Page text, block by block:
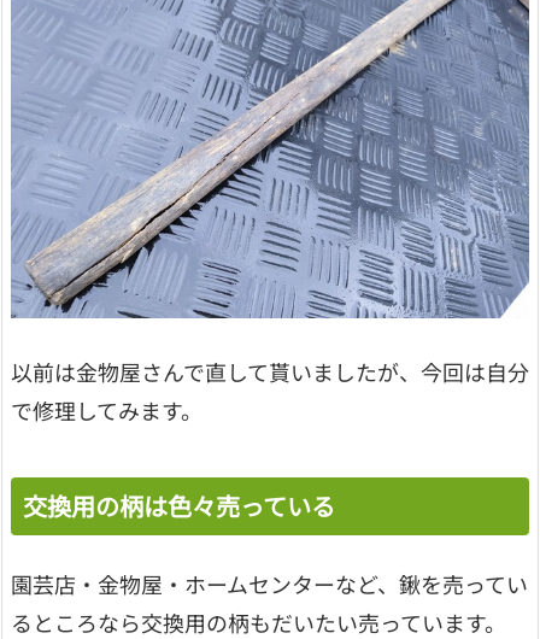
以前は金物屋さんで直して貰いましたが、今回は自分
で修理してみます。
交換用の柄は色々売っている
園芸店・金物屋・ホームセンターなど、鍬を売ってい
るところなら交換用の柄もだいたい売っています。